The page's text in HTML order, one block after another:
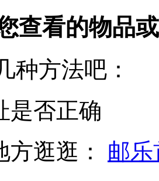
查看的物品
种方法吧：
是否正确
逛逛：
邮